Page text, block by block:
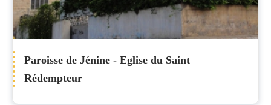
Paroisse de Jénine - Eglise du Saint
Rédempteur